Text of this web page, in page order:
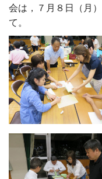
会は，７月８日（月
て。